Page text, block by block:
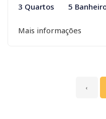
3 Quartos 5
Mais informações
‹